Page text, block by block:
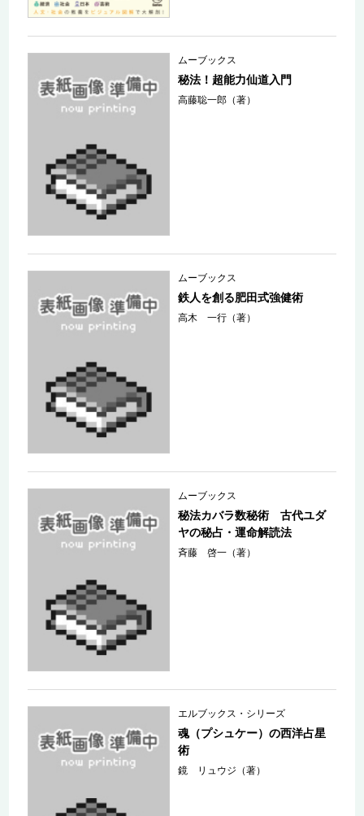
ムーブックス
秘法！超能力仙道入門
高藤聡一郎（著）
ムーブックス
鉄人を創る肥田式強健術
高木 一行（著）
ムーブックス
秘法カバラ数秘術 古代ユダ
ヤの秘占・運命解読法
斉藤 啓一（著）
エルブックス・シリーズ
魂（プシュケー）の西洋占星
術
鏡 リュウジ（著）